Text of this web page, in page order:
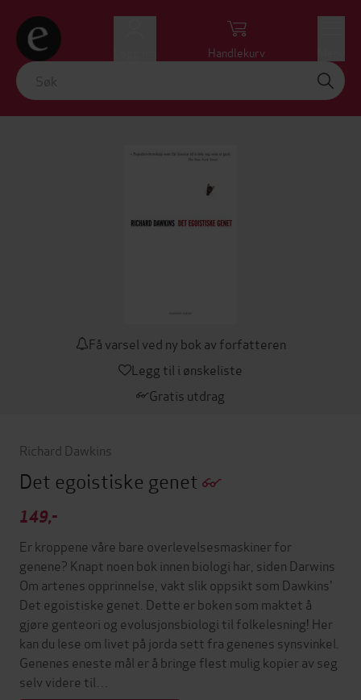
Handlekurv
Få varsel ved ny bok av forfatteren
Legg til i ønskeliste
Gratis utdrag
Richard Dawkins
Det egoistiske genet
149,-
Er kroppene våre bare overlevelsesmaskiner for
genene? Knapt noen bok innen biologi har, siden Darwins
Om artenes opprinnelse, vakt slik oppsikt som Dawkins'
Det egoistiske genet. Dette er boken som maktet å
gjøre genteori og evolusjonsbiologi til folkelesning! Her
kan du lese om livet på jorda sett fra genenes synsvinkel.
Genenes eneste mål er å bringe flest mulig kopier av seg
selv videre til…